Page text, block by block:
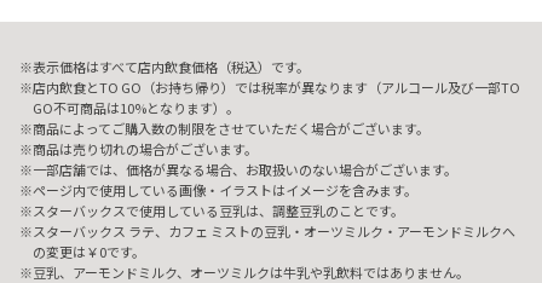
表示価格はすべて店内飲食価格（税込）です。
店内飲食とTO GO（お持ち帰り）では税率が異なります（アルコール及び一部TO
GO不可商品は10%となります）。
商品によってご購入数の制限をさせていただく場合がございます。
商品は売り切れの場合がございます。
一部店舗では、価格が異なる場合、お取扱いのない場合がございます。
ページ内で使用している画像・イラストはイメージを含みます。
スターバックスで使用している豆乳は、調整豆乳のことです。
スターバックス ラテ、カフェ ミストの豆乳・オーツミルク・アーモンドミルクへ
の変更は￥0です。
豆乳、アーモンドミルク、オーツミルクは牛乳や乳飲料ではありません。